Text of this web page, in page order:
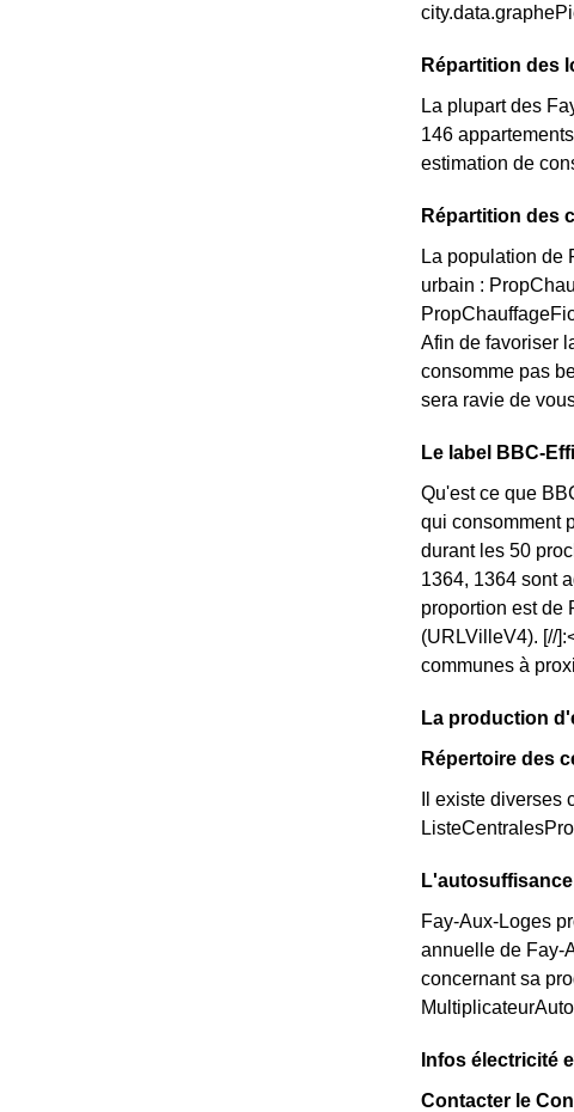
Répartition des
La plupart des
146
estimation de
Répartition des
La population de
urbain :
Afin de favoriser
consomme pas
sera ravie de
Le label BBC-
Qu'est ce que
qui consomment
durant les 50
1364, 1364 sont
proportion est de
(URLVilleV4). [//
communes à
La production
Répertoire des
Il existe
Fay-Aux-Loges
annuelle de Fay-
concernant sa
Infos électricité
Contacter le